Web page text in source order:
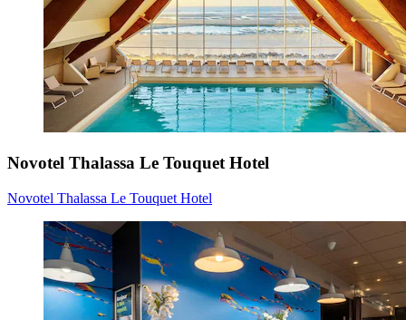
Novotel Thalassa Le Touquet Hotel
Novotel Thalassa Le Touquet Hotel